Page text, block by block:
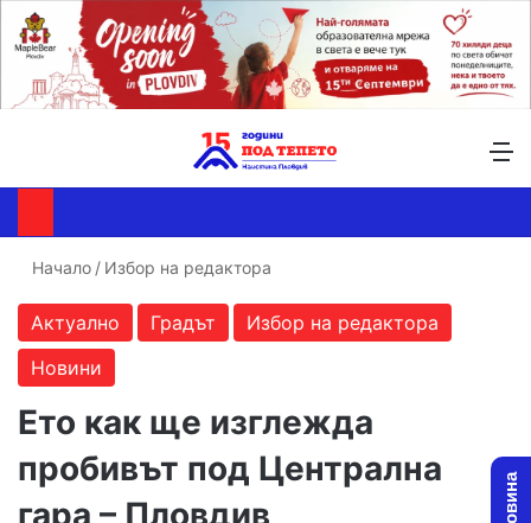
Начало / Избор на редактора
Актуално Градът
Избор на редактора
Новини
Ето как ще изглежда
пробивът под Централна
гара – Пловдив